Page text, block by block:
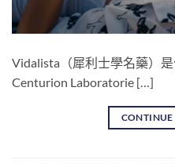
Vidalista（犀利士學名藥）
Centurion Laboratorie […]
CONTINUE